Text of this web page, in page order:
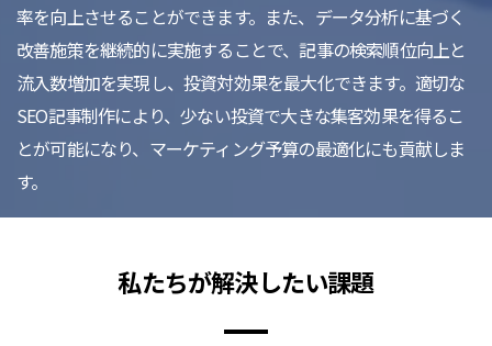
率を向上させることができます。また、データ分析に基づく
改善施策を継続的に実施することで、記事の検索順位向上と
流入数増加を実現し、投資対効果を最大化できます。適切な
SEO記事制作により、少ない投資で大きな集客効果を得るこ
とが可能になり、マーケティング予算の最適化にも貢献しま
す。
私たちが解決したい課題